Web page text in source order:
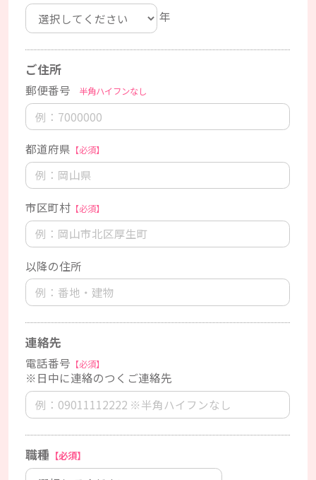
年
ご住所
郵便番号 半角ハイフンなし
都道府県 【必須】
市区町村 【必須】
以降の住所
連絡先
電話番号 【必須】
※日中に連絡のつくご連絡先
職種 【必須】